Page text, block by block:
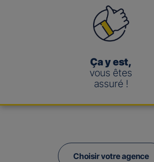
Ça y est,
vous êtes
assuré !
Choisir votre agence